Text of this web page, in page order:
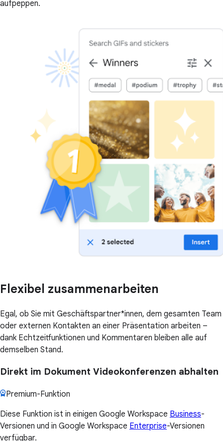
aufpeppen.
Flexibel zusammenarbeiten
Egal, ob Sie mit Geschäftspartner*innen, dem gesamten Team
oder externen Kontakten an einer Präsentation arbeiten –
dank Echtzeitfunktionen und Kommentaren bleiben alle auf
demselben Stand.
Direkt im Dokument Videokonferenzen abhalten
Premium-Funktion
Diese Funktion ist in einigen Google Workspace Business-
Versionen und in Google Workspace Enterprise-Versionen
verfügbar.